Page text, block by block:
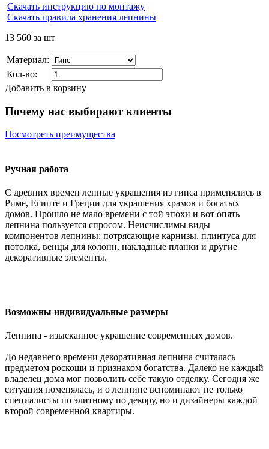
Скачать инструкцию по монтажу
Скачать правила хранения лепнины
13 560 за шт
Материал:
Кол-во:
Добавить в корзину
Почему нас выбирают клиенты
Посмотреть преимущества
Ручная работа
С древних времен лепные украшения из гипса применялись в
Риме, Египте и Греции для украшения храмов и богатых
домов. Прошло не мало времени с той эпохи и вот опять
лепнина пользуется спросом. Неисчислимы виды
компонентов лепнины: потрясающие карнизы, плинтуса для
потолка, венцы для колонн, накладные планки и другие
декоративные элементы.
Возможны индивидуальные размеры
Лепнина - изысканное украшение современных домов.
До недавнего времени декоративная лепнина считалась
предметом роскоши и признаком богатства. Далеко не каждый
владелец дома мог позволить себе такую отделку. Сегодня же
ситуация поменялась, и о лепнине вспоминают не только
специалисты по элитному по декору, но и дизайнеры каждой
второй современной квартиры.